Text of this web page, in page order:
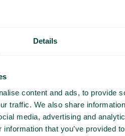
Details
content and ads, to provide
traffic. We also share
media, advertising and
that you’ve provided
en viss mengde data til en
du har brukt opp den